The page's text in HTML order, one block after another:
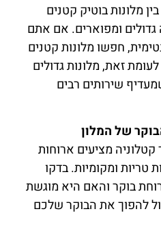
מלונות בוטיק קטנים
גדולים ומפוארים. אם אתם
חפשו מלונות קטנים
זאת, מלונות גדולים
שירותים רבים
של המלון
קטלוניה מציעים ארוחות
טריות ומקומיות. בדקו
בוקר והאם היא מוגשת
להפוך את הבוקר שלכם